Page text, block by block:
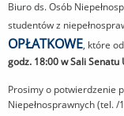
Biuro ds. Osób
studentów z
OPŁATKOWE, które
godz. 18:00 w Sali Senatu
Prosimy o potwierdzenie
Niepełnosprawnych(tel. /